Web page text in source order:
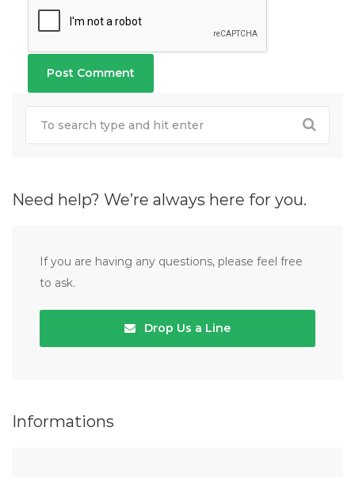
Need help? We’re always here for you.
If you are having any questions, please feel free
to ask.
Drop Us a Line
Informations